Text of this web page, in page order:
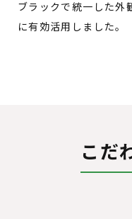
ブラックで統一した外
に有効活用しました。
こだ